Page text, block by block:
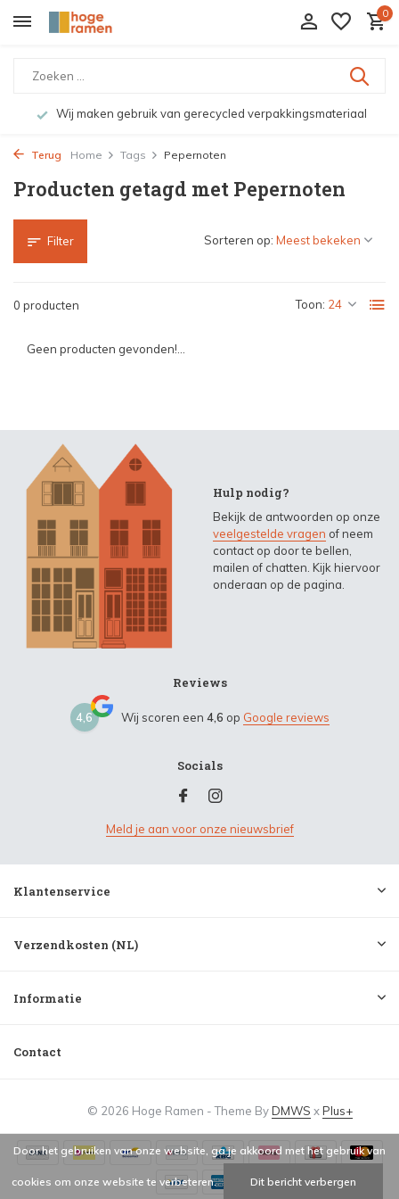
0
Wij maken gebruik van gerecycled verpakkingsmateriaal
Terug Home Tags Pepernoten
Producten getagd met Pepernoten
Filter
0 producten Toon:
Sorteren op:
Geen producten gevonden!...
Hulp nodig?
Bekijk de antwoorden op onze
veelgestelde vragen of neem
contact op door te bellen,
mailen of chatten. Kijk hiervoor
onderaan op de pagina.
Reviews
4,6 Wij scoren een 4,6 op Google reviews
Socials
Meld je aan voor onze nieuwsbrief
Klantenservice
Verzendkosten (NL)
Informatie
Contact
© 2026 Hoge Ramen - Theme ByDMWS xPlus+
Door het gebruiken van onze website, ga je akkoord met het gebruik van
cookies om onze website te verbeteren. Dit bericht verbergen